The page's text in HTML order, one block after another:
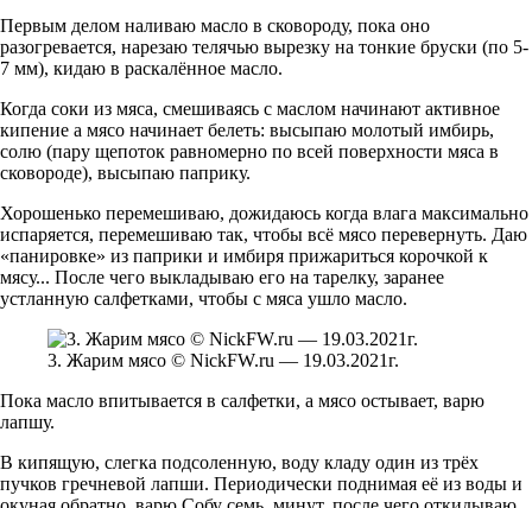
Первым делом наливаю масло в сковороду, пока оно
разогревается, нарезаю телячью вырезку на тонкие бруски (по 5-
7 мм), кидаю в раскалённое масло.
Когда соки из мяса, смешиваясь с маслом начинают активное
кипение а мясо начинает белеть: высыпаю молотый имбирь,
солю (пару щепоток равномерно по всей поверхности мяса в
сковороде), высыпаю паприку.
Хорошенько перемешиваю, дожидаюсь когда влага максимально
испаряется, перемешиваю так, чтобы всё мясо перевернуть. Даю
«панировке» из паприки и имбиря прижариться корочкой к
мясу... После чего выкладываю его на тарелку, заранее
устланную салфетками, чтобы с мяса ушло масло.
3. Жарим мясо © NickFW.ru — 19.03.2021г.
Пока масло впитывается в салфетки, а мясо остывает, варю
лапшу.
В кипящую, слегка подсоленную, воду кладу один из трёх
пучков гречневой лапши. Периодически поднимая её из воды и